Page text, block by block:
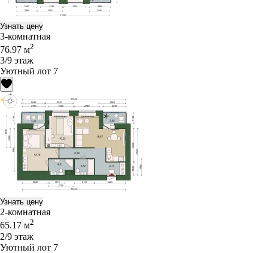
Узнать цену
3-комнатная
76.97 м2
3/9 этаж
Уютный лот 7
Узнать цену
2-комнатная
65.17 м2
2/9 этаж
Уютный лот 7